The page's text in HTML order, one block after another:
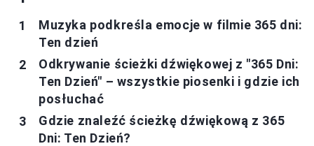
Muzyka podkreśla emocje w filmie 365 dni:
Ten dzień
Odkrywanie ścieżki dźwiękowej z "365 Dni:
Ten Dzień" – wszystkie piosenki i gdzie ich
posłuchać
Gdzie znaleźć ścieżkę dźwiękową z 365
Dni: Ten Dzień?